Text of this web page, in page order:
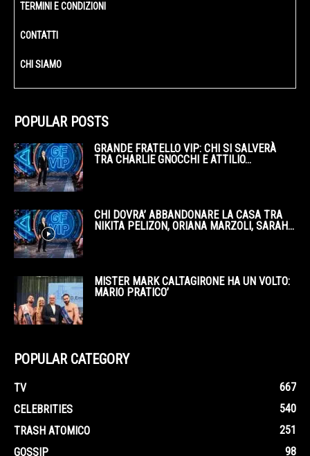
TERMINI E CONDIZIONI
CONTATTI
CHI SIAMO
POPULAR POSTS
GRANDE FRATELLO VIP: CHI SI SALVERÀ
TRA CHARLIE GNOCCHI E ATTILIO...
CHI DOVRA’ ABBANDONARE LA CASA TRA
NIKITA PELIZON, ORIANA MARZOLI, SARAH...
MISTER MARK CALTAGIRONE HA UN VOLTO:
MARIO PRATICO’
POPULAR CATEGORY
TV
667
CELEBRITIES
540
TRASH ATOMICO
251
GOSSIP
98